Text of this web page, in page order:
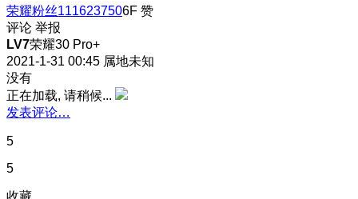
荣耀粉丝1116237506F 赞
评论 举报
LV7荣耀30 Pro+
2021-1-31 00:45 属地未知
没有
正在加载, 请稍候...
发表评论…
5
5
收藏